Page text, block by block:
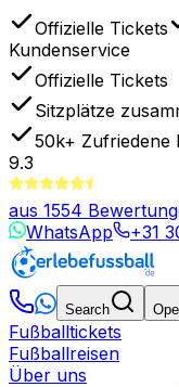
Offizielle Tickets
Kundenservice
Offizielle Tickets
Sitzplätze
50k+ Zufriedene
9.3
aus 1554
WhatsApp
+31
Search
Fußballtickets
Fußballreisen
Über uns